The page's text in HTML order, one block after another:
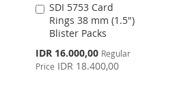
SDI 5753 Card
Rings 38 mm (1.5")
Blister Packs
Special
Price
IDR 16.000,00 Regular
Price IDR 18.400,00
Add
to
Cart